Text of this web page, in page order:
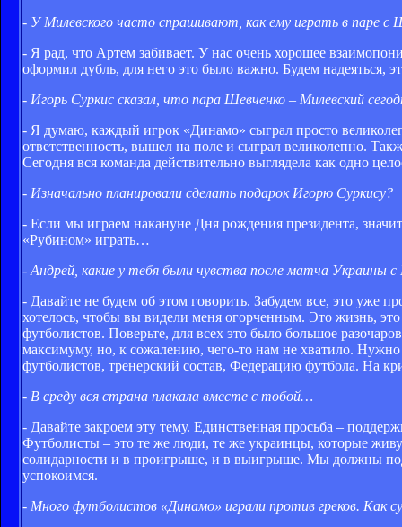
- У Милевского часто спрашивают, как ему играть в паре с
- Я рад, что Артем забивает. У нас очень хорошее
оформил дубль, для него это было важно. Будем надеяться,
- Игорь Суркис сказал, что пара Шевченко – Милевский
- Я думаю, каждый игрок «Динамо» сыграл просто
ответственность, вышел на поле и сыграл великолепно.
Сегодня вся команда действительно выглядела как одно
- Изначально планировали сделать подарок Игорю Суркису?
- Если мы играем накануне Дня рождения президента,
«Рубином» играть…
- Андрей, какие у тебя были чувства после матча Украины с
- Давайте не будем об этом говорить. Забудем все, это
хотелось, чтобы вы видели меня огорченным. Это жизнь,
футболистов. Поверьте, для всех это было большое
максимуму, но, к сожалению, чего-то нам не хватило.
футболистов, тренерский состав, Федерацию футбола. На
- В среду вся страна плакала вместе с тобой…
- Давайте закроем эту тему. Единственная просьба –
Футболисты – это те же люди, те же украинцы, которые
солидарности и в проигрыше, и в выигрыше. Мы должны
успокоимся.
- Много футболистов «Динамо» играли против греков. Как